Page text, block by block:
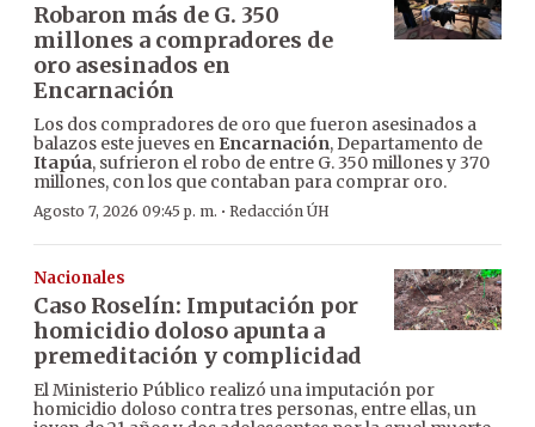
Robaron más de G. 350
millones a compradores de
oro asesinados en
Encarnación
Los dos compradores de oro que fueron asesinados a
balazos este jueves en Encarnación, Departamento de
Itapúa, sufrieron el robo de entre G. 350 millones y 370
millones, con los que contaban para comprar oro.
Agosto 7, 2026 09:45 p. m. · Redacción ÚH
Nacionales
Caso Roselín: Imputación por
homicidio doloso apunta a
premeditación y complicidad
El Ministerio Público realizó una imputación por
homicidio doloso contra tres personas, entre ellas, un